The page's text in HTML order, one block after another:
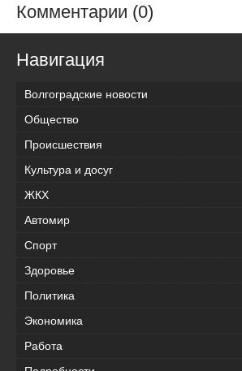
Комментарии (0)
Навигация
Волгоградские новости
Общество
Происшествия
Культура и досуг
ЖКХ
Автомир
Спорт
Здоровье
Политика
Экономика
Работа